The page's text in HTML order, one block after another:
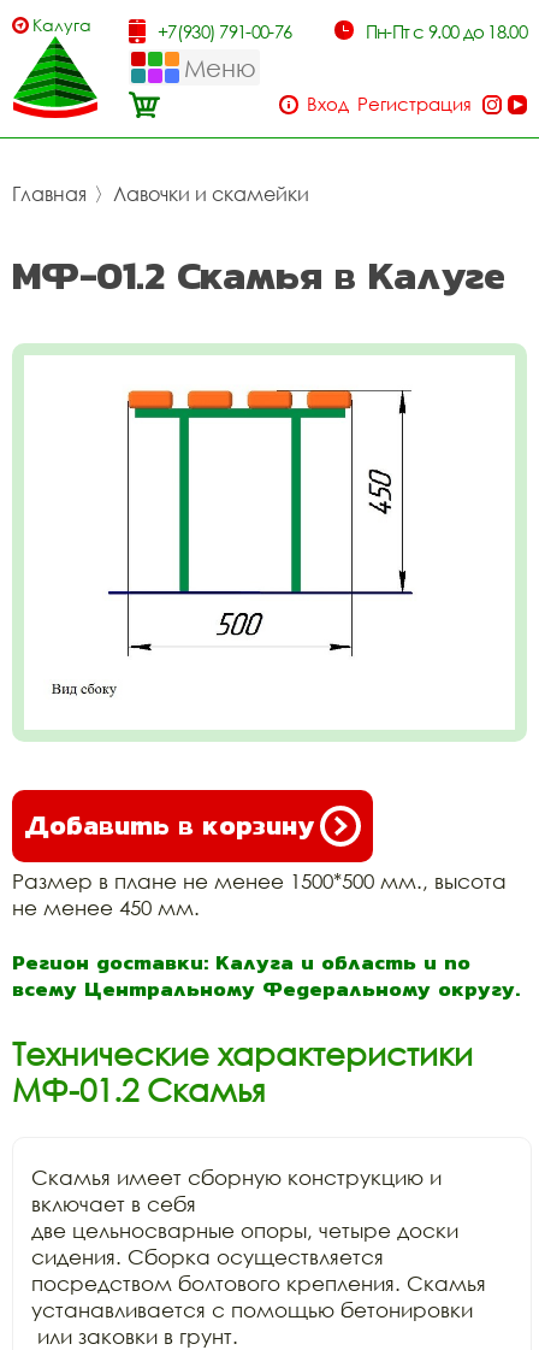
Калуга +7(930) 791-00-76 Пн-Пт с 9.00 до 18.00
Меню
Вход Регистрация
Главная 〉 Лавочки и скамейки
МФ-01.2 Скамья в Калуге
Добавить в корзину
Размер в плане не менее 1500*500 мм., высота
не менее 450 мм.
Регион доставки: Калуга и область и по
всему Центральному Федеральному округу.
Технические характеристики
МФ-01.2 Скамья
Скамья имеет сборную конструкцию и
включает в себя
две цельносварные опоры, четыре доски
сидения. Сборка осуществляется
посредством болтового крепления. Скамья
устанавливается с помощью бетонировки
или заковки в грунт.